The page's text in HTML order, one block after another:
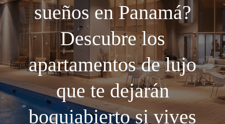
sueños en Panamá?
Descubre los
apartamentos de lujo
que te dejarán
boquiabierto si vives